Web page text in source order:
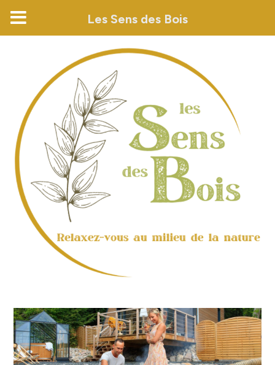
Les Sens des Bois